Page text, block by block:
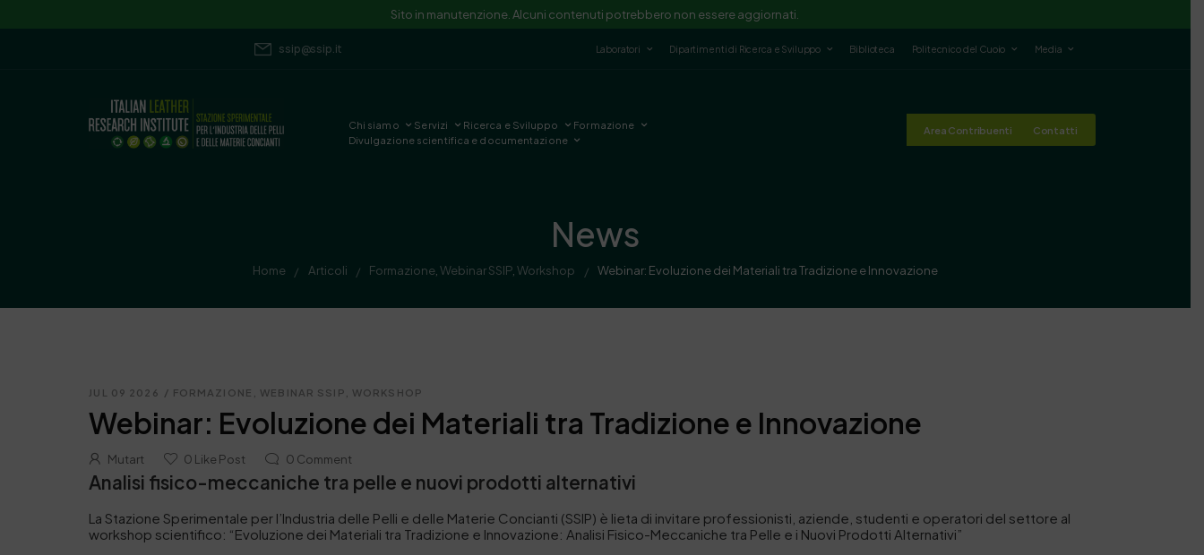
Sito in manutenzione. Alcuni contenuti potrebbero non essere aggiornati.
ssip@ssip.it Laboratori Dipartimenti di Ricerca e Sviluppo Biblioteca Politecnico del Cuoio Media
Chi siamo Servizi Ricerca e Sviluppo
Formazione
Divulgazione scientifica e documentazione
Area Contribuenti Contatti
News
Home / Articoli / Formazione ,Webinar SSIP ,Workshop / Webinar: Evoluzione dei Materiali tra Tradizione e Innovazione
JUL 09 2026 / FORMAZIONE WEBINAR SSIP WORKSHOP
Webinar: Evoluzione dei Materiali tra Tradizione e Innovazione
Mutart 0 Like Post 0 Comment
Analisi fisico-meccaniche tra pelle e nuovi prodotti alternativi
La Stazione Sperimentale per l’Industria delle Pelli e delle Materie Concianti (SSIP) è lieta di invitare professionisti, aziende, studenti e operatori del settore al
workshop scientifico: “Evoluzione dei Materiali tra Tradizione e Innovazione: Analisi Fisico-Meccaniche tra Pelle e i Nuovi Prodotti Alternativi”